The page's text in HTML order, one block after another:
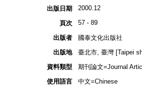
出版日期 2000.12
頁次 57 - 89
出版者
國泰文化出版社
出版地
臺北市, 臺灣 [Taipei
資料類型
期刊論文=Journal
使用語言
中文=Chinese